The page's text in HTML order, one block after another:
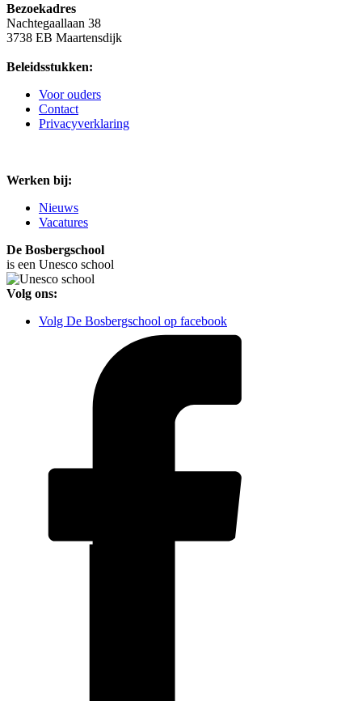
Bezoekadres
Nachtegaallaan 38
3738 EB Maartensdijk
Beleidsstukken:
Voor ouders
Contact
Privacyverklaring
Werken bij:
Nieuws
Vacatures
De Bosbergschool
is een Unesco school
Volg ons:
Volg De Bosbergschool op facebook